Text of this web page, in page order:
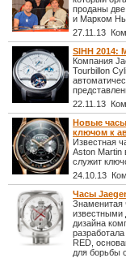
проданы
и Марком
27.11.13
SIHH 2014:
Компания
Tourbillon
22.11.13
Новые часы
ключом к
Известная
Aston Martin
служит
24.10.13
Часы
Знаменитая
известными
дизайна
RED,
для борьбы